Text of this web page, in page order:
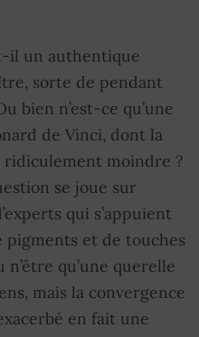
il un authentique
sorte de pendant
bien n’est-ce qu’une
de Vinci, dont la
moindre ?
se joue sur
qui s’appuient
pigments et de touches
qu’une querelle
mais la convergence
en fait une